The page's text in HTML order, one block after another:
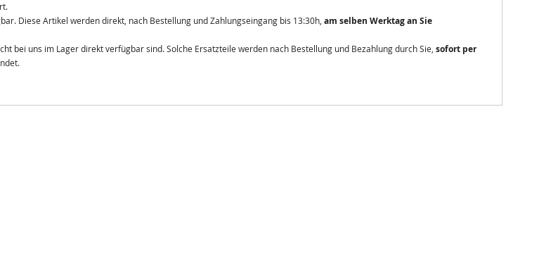
Diese Artikel werden direkt, nach Bestellung und Zahlungseingang bis 13:30h, am selben Werktag an Sie
bei uns im Lager direkt verfügbar sind. Solche Ersatzteile werden nach Bestellung und Bezahlung durch Sie, sofort per